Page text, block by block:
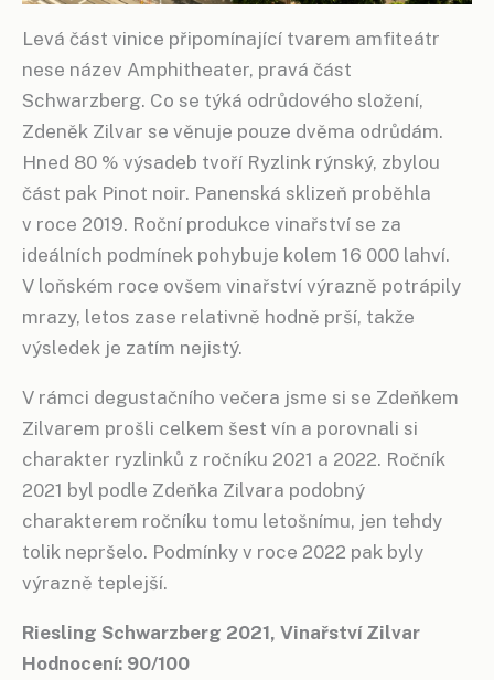
Levá část vinice připomínající tvarem amfiteátr
nese název Amphitheater, pravá část
Schwarzberg. Co se týká odrůdového složení,
Zdeněk Zilvar se věnuje pouze dvěma odrůdám.
Hned 80 % výsadeb tvoří Ryzlink rýnský, zbylou
část pak Pinot noir. Panenská sklizeň proběhla
v roce 2019. Roční produkce vinařství se za
ideálních podmínek pohybuje kolem 16 000 lahví.
V loňském roce ovšem vinařství výrazně potrápily
mrazy, letos zase relativně hodně prší, takže
výsledek je zatím nejistý.
V rámci degustačního večera jsme si se Zdeňkem
Zilvarem prošli celkem šest vín a porovnali si
charakter ryzlinků z ročníku 2021 a 2022. Ročník
2021 byl podle Zdeňka Zilvara podobný
charakterem ročníku tomu letošnímu, jen tehdy
tolik nepršelo. Podmínky v roce 2022 pak byly
výrazně teplejší.
Riesling Schwarzberg 2021, Vinařství Zilvar
Hodnocení: 90/100